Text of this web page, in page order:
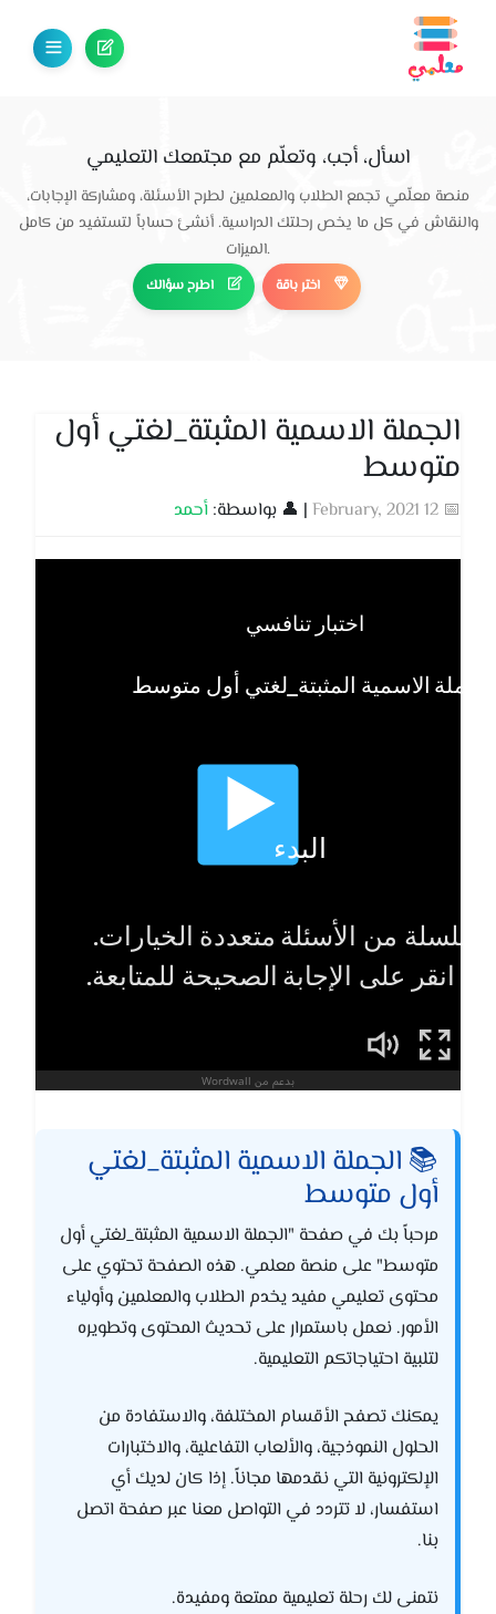
اسأل، أجب، وتعلّم مع مجتمعك التعليمي
منصة معلّمي تجمع الطلاب والمعلمين لطرح الأسئلة، ومشاركة الإجابات،
والنقاش في كل ما يخص رحلتك الدراسية. أنشئ حساباً لتستفيد من كامل
الميزات.
اطرح سؤالك اختر باقة
الجملة الاسمية المثبتة_لغتي أول
متوسط
📅 12 February, 2021 | 👤 بواسطة: أحمد
📚 الجملة الاسمية المثبتة_لغتي
أول متوسط
مرحباً بك في صفحة "الجملة الاسمية المثبتة_لغتي أول
متوسط" على منصة معلمي. هذه الصفحة تحتوي على
محتوى تعليمي مفيد يخدم الطلاب والمعلمين وأولياء
الأمور. نعمل باستمرار على تحديث المحتوى وتطويره
لتلبية احتياجاتكم التعليمية.
يمكنك تصفح الأقسام المختلفة، والاستفادة من
الحلول النموذجية، والألعاب التفاعلية، والاختبارات
الإلكترونية التي نقدمها مجاناً. إذا كان لديك أي
استفسار، لا تتردد في التواصل معنا عبر صفحة اتصل
بنا.
نتمنى لك رحلة تعليمية ممتعة ومفيدة.